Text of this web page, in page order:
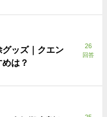
ッズ｜クエン
は？
26
回答